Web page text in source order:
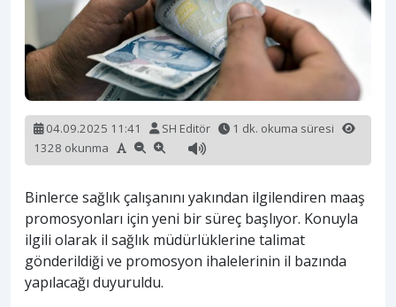
04.09.2025 11:41 SH Editör
1 dk. okuma süresi
1328 okunma
Binlerce sağlık çalışanını yakından ilgilendiren maaş
promosyonları için yeni bir süreç başlıyor. Konuyla
ilgili olarak il sağlık müdürlüklerine talimat
gönderildiği ve promosyon ihalelerinin il bazında
yapılacağı duyuruldu.